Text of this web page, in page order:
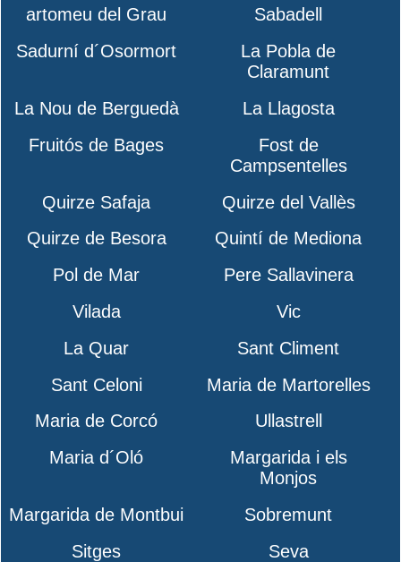
artomeu del Grau
Sabadell
Sadurní d´Osormort
La Pobla de
Claramunt
La Nou de Berguedà
La Llagosta
Fruitós de Bages
Fost de
Campsentelles
Quirze Safaja
Quirze del Vallès
Quirze de Besora
Quintí de Mediona
Pol de Mar
Pere Sallavinera
Vilada
Vic
La Quar
Sant Climent
Sant Celoni
Maria de Martorelles
Maria de Corcó
Ullastrell
Maria d´Oló
Margarida i els
Monjos
Margarida de Montbui
Sobremunt
Sitges
Seva